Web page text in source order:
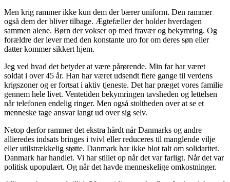
Men krig rammer ikke kun dem der bærer uniform. Den rammer
også dem der bliver tilbage. Ægtefæller der holder hverdagen
sammen alene. Børn der vokser op med fravær og bekymring. Og
forældre der lever med den konstante uro for om deres søn eller
datter kommer sikkert hjem.
Jeg ved hvad det betyder at være pårørende. Min far har været
soldat i over 45 år. Han har været udsendt flere gange til verdens
krigszoner og er fortsat i aktiv tjeneste. Det har præget vores familie
gennem hele livet. Ventetiden bekymringen tavsheden og lettelsen
når telefonen endelig ringer. Men også stoltheden over at se et
menneske tage ansvar langt ud over sig selv.
Netop derfor rammer det ekstra hårdt når Danmarks og andre
allieredes indsats bringes i tvivl eller reduceres til manglende vilje
eller utilstrækkelig støtte. Danmark har ikke blot talt om solidaritet.
Danmark har handlet. Vi har stillet op når det var farligt. Når det var
politisk upopulært. Og når det havde menneskelige omkostninger.